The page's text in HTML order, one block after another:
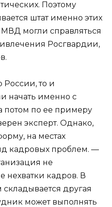
Поэтому
штат именно этих
могли справляться
Росгвардии,
России, то и
начать именно с
потом по ее примеру
эксперт. Однако,
на местах
кадровых проблем. —
не
нехватки кадров. В
другая
может выполнять